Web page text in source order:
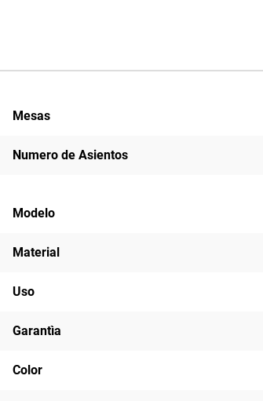
Mesas
Numero de Asientos
Modelo
Material
Uso
Garantìa
Color